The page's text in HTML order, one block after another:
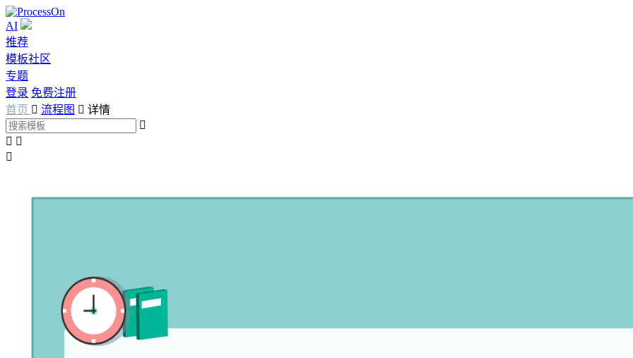
AI
推荐
模板社区
专题
登录 免费注册
首页  流程图  详情

 
